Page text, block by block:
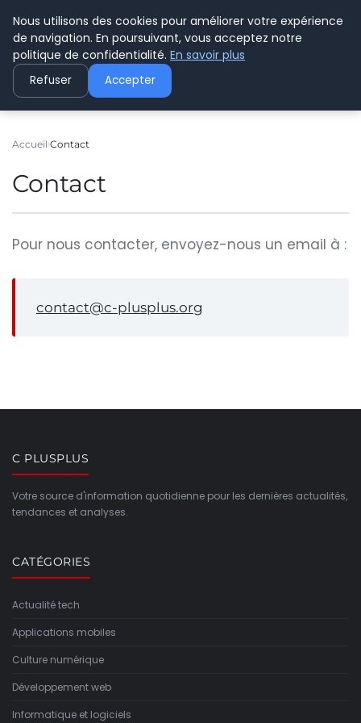
C PLUSPLUS
Accueil Contact
Contact
Pour nous contacter, envoyez-nous un email à :
contact@c-plusplus.org
C PLUSPLUS
Votre source d'information quotidienne pour les dernières actualités,
tendances et analyses.
CATÉGORIES
Actualité tech
Applications mobiles
Culture numérique
Développement web
Informatique et logiciels
Nous utilisons des cookies pour améliorer votre expérience
de navigation. En poursuivant, vous acceptez notre
politique de confidentialité. En savoir plus
Refuser Accepter